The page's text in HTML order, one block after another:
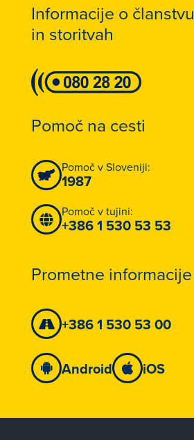
Informacije o članstvu
in storitvah
Pomoč na cesti
Pomoč v Sloveniji:
1987
Pomoč v tujini:
+386 1 530 53 53
Prometne informacije
+386 1 530 53 00
Android iOS